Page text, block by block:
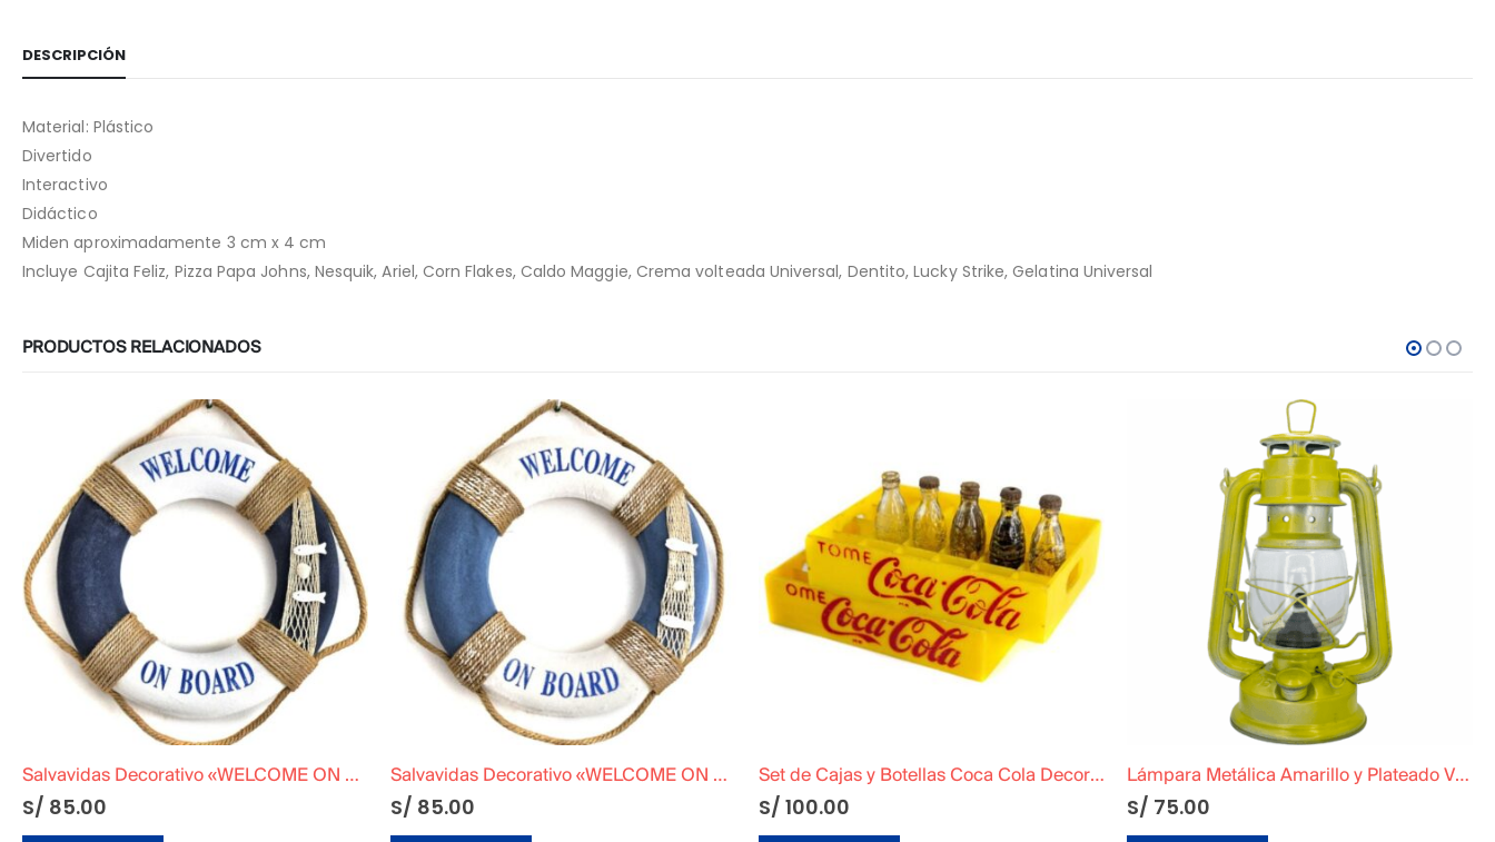
DESCRIPCIÓN
Material: Plástico
Divertido
Interactivo
Didáctico
Miden aproximadamente 3 cm x 4 cm
Incluye Cajita Feliz, Pizza Papa Johns, Nesquik, Ariel, Corn Flakes, Caldo Maggie, Crema volteada Universal, Dentito, Lucky Strike, Gelatina Universal
PRODUCTOS RELACIONADOS
Salvavidas Decorativo «WELCOME ON BOARD»
S/ 85.00
Salvavidas Decorativo «WELCOME ON BOARD»
S/ 85.00
Set de Cajas y Botellas Coca Cola Decorativas
S/ 100.00
Lámpara Metálica Amarillo y Plateado Vintage
S/ 75.00